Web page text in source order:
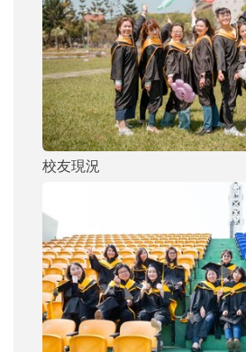
校友現況